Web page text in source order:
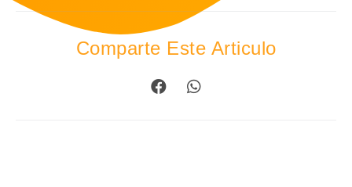
Comparte Este Articulo